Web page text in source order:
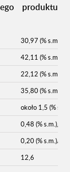
produktu
30,97 (% s.m.)
42,11 (% s.m.)
22,12 (% s.m.)
35,80 (% s.m.)
około 1,5 (%
0,48 (% s.m.),
0,20 (% s.m.)/
12,6